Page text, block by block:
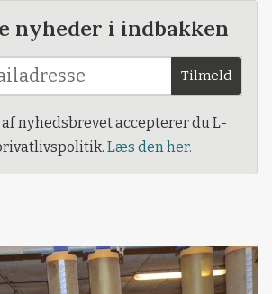
nyheder i indbakken
Tilmeld
nyhedsbrevet accepterer du L-
Læs den her.